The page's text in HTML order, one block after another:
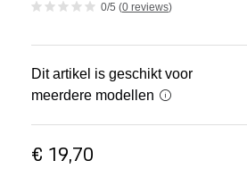
Nieuw
Acties
Porsche finder
0/5 (0 reviews)
Dit artikel is geschikt voor
meerdere modellen
€ 19,70